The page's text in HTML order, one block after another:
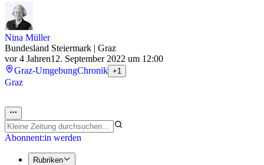
Nina Müller
Bundesland Steiermark | Graz
vor 4 Jahren12. September 2022 um 12:00
Graz-UmgebungChronik +1
Graz
Abonnent:in werden
Rubriken